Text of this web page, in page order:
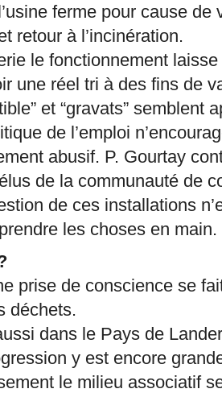
ferme pour cause de
retour à l’incinération.
le fonctionnement
une réel tri à des fins de
et “gravats” semblent
de l’emploi
abusif. P. Gourtay
de la communauté de
de ces installations
les choses en main.
prise de conscience se
déchets.
dans le Pays de
y est encore
le milieu associatif